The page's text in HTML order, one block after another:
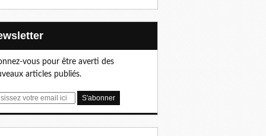
vous pour être averti des
articles publiés.